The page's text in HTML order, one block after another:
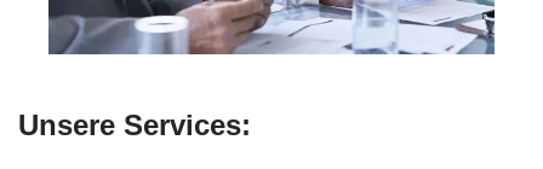
Unsere Services: